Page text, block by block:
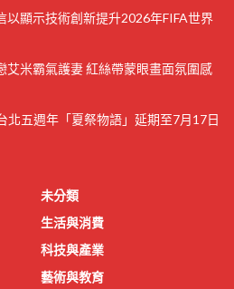
以顯示技術創新提升2026年FIFA世界
艾米霸氣護妻 紅絲帶蒙眼畫面氛圍感
北五週年「夏祭物語」延期至7月17日
未分類
生活與消費
科技與產業
藝術與教育